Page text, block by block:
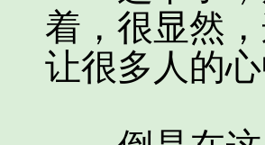
着，很显然
让很多人的